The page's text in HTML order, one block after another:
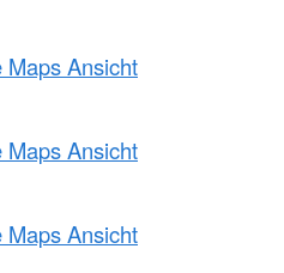
Maps Ansicht
Maps Ansicht
Maps Ansicht